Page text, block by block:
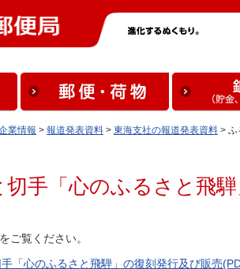
業情報 > 報道発表資料 > 東海支社の報道発表資料 >
手「心のふるさと飛
ご覧ください。
「心のふるさと飛騨」の復刻発行及び販売